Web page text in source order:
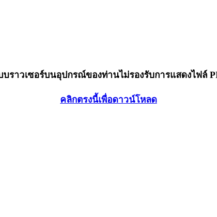
บราวเซอร์บนอุปกรณ์ของท่านไม่รองรับการแสดงไฟล์
คลิกตรงนี้เพื่อดาวน์โหลด